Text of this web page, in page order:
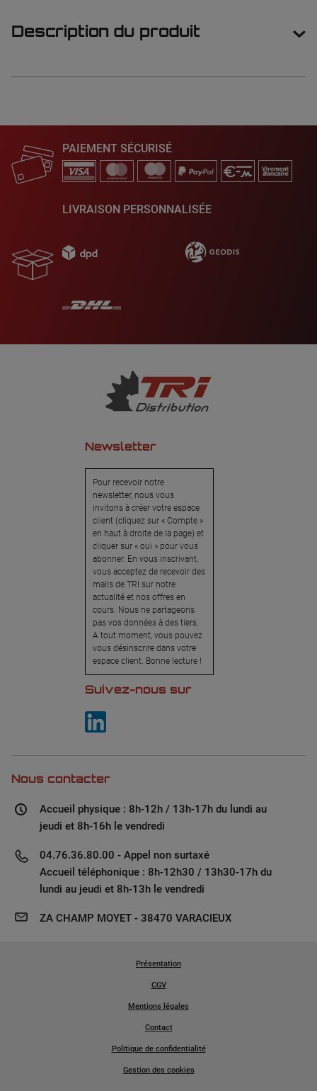
Description du produit
PAIEMENT SÉCURISÉ
LIVRAISON PERSONNALISÉE
Newsletter
Pour recevoir notre
newsletter, nous vous
invitons à créer votre espace
client (cliquez sur « Compte »
en haut à droite de la page) et
cliquer sur « oui » pour vous
abonner. En vous inscrivant,
vous acceptez de recevoir des
mails de TRI sur notre
actualité et nos offres en
cours. Nous ne partageons
pas vos données à des tiers.
A tout moment, vous pouvez
vous désinscrire dans votre
espace client. Bonne lecture !
Suivez-nous sur
Nous contacter
Accueil physique : 8h-12h / 13h-17h du lundi au
jeudi et 8h-16h le vendredi
04.76.36.80.00 - Appel non surtaxé
Accueil téléphonique : 8h-12h30 / 13h30-17h du
lundi au jeudi et 8h-13h le vendredi
ZA CHAMP MOYET - 38470 VARACIEUX
Présentation
CGV
Mentions légales
Contact
Politique de confidentialité
Gestion des cookies